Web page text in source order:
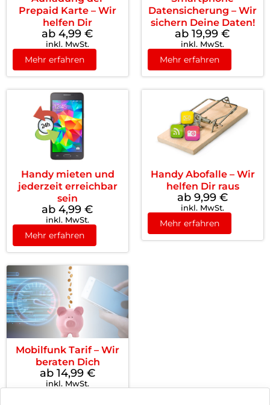
Prepaid Karte – Wir
helfen Dir
ab 4,99 €
inkl. MwSt.
Mehr erfahren
Datensicherung – Wir
sichern Deine Daten!
ab 19,99 €
inkl. MwSt.
Mehr erfahren
Handy mieten und
jederzeit erreichbar
sein
ab 4,99 €
inkl. MwSt.
Mehr erfahren
Handy Abofalle – Wir
helfen Dir raus
ab 9,99 €
inkl. MwSt.
Mehr erfahren
Mobilfunk Tarif – Wir
beraten Dich
ab 14,99 €
inkl. MwSt.